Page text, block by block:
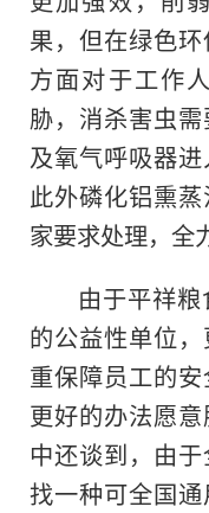
果，但在绿色
方面对于工作
胁，消杀害虫
及氧气呼吸器进
此外磷化铝熏
家要求处理，全
由于平祥
的公益性单位
重保障员工的
更好的办法愿
中还谈到，由
找一种可全国